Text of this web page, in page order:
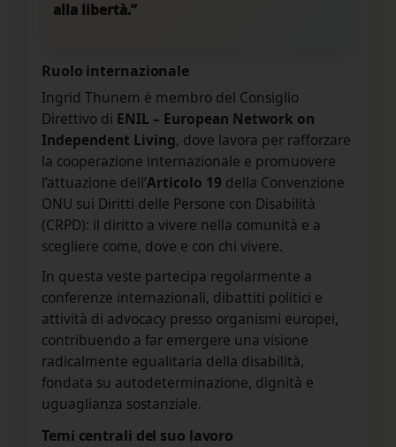
alla libertà.”
Ruolo internazionale
Ingrid Thunem è membro del Consiglio
Direttivo di ENIL – European Network on
Independent Living, dove lavora per rafforzare
la cooperazione internazionale e promuovere
l’attuazione dell’Articolo 19 della Convenzione
ONU sui Diritti delle Persone con Disabilità
(CRPD): il diritto a vivere nella comunità e a
scegliere come, dove e con chi vivere.
In questa veste partecipa regolarmente a
conferenze internazionali, dibattiti politici e
attività di advocacy presso organismi europei,
contribuendo a far emergere una visione
radicalmente egualitaria della disabilità,
fondata su autodeterminazione, dignità e
uguaglianza sostanziale.
Temi centrali del suo lavoro